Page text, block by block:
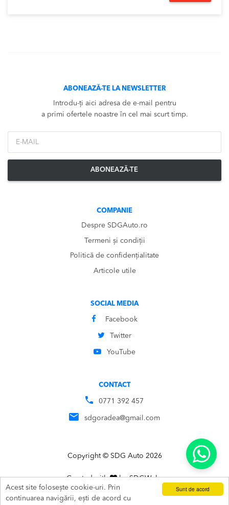
Sunt de acord
Acest site folosește cookie-uri. Prin
continuarea navigării, ești de acord cu
ABONEAZĂ-TE LA NEWSLETTER
Introdu-ți aici adresa de e-mail pentru
a primi ofertele noastre în cel mai scurt timp.
ABONEAZĂ-TE
COMPANIE
Despre SDGAuto.ro
Termeni și condiții
Politică de confidențialitate
Articole utile
SOCIAL MEDIA
Facebook
Twitter
YouTube
CONTACT
0771 392 457
sdgoradea@gmail.com
Copyright © SDG Auto 2026
Created with bySDGWebs
ADAUGĂ ÎN COȘ